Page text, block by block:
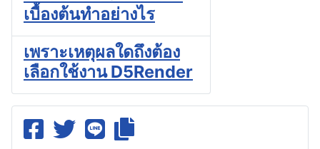
เบื้องต้นทำอย่างไร
เพราะเหตุผลใดถึงต้อง
เลือกใช้งาน D5Render